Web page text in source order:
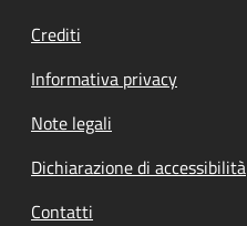
Crediti
Informativa privacy
Note legali
Dichiarazione di accessibilità
Contatti